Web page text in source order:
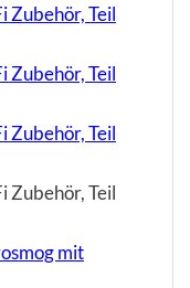
Zubehör, Teil
Zubehör, Teil
Zubehör, Teil
Zubehör, Teil
mit